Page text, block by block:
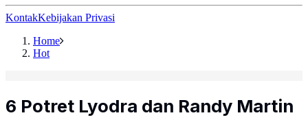
KontakKebijakan Privasi
Home
Hot
6 Potret Lyodra dan Randy Martin